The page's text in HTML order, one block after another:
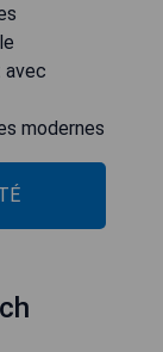
avec
modernes